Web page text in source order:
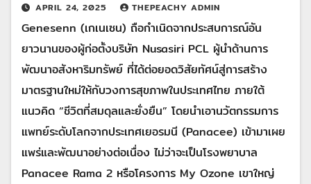
APRIL 24, 2025 THEPEACHY ADMIN
Genesenn (เกเนเซน) ถือกำเนิดจากประสบการณ์อัน
ยาวนานของผู้ก่อตั้งบริษัท Nusasiri PCL ผู้นำด้านการ
พัฒนาอสังหาริมทรัพย์ ที่ได้ต่อยอดวิสัยทัศน์สู่การสร้าง
มาตรฐานใหม่ให้กับวงการสุขภาพในประเทศไทย ภายใต้
แนวคิด “ชีวิตที่สมดุลและยั่งยืน” โดยนำเอานวัตกรรมการ
แพทย์ระดับโลกจากประเทศเยอรมนี (Panacee) เข้ามาเผย
แพร่และพัฒนาอย่างต่อเนื่อง ไม่ว่าจะเป็นโรงพยาบาล
Panacee Rama 2 หรือโครงการ My Ozone เขาใหญ่